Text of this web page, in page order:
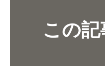
この